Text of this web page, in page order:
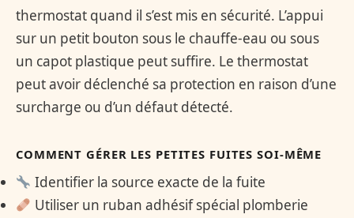
thermostat quand il s’est mis en sécurité. L’appui
sur un petit bouton sous le chauffe-eau ou sous
un capot plastique peut suffire. Le thermostat
peut avoir déclenché sa protection en raison d’une
surcharge ou d’un défaut détecté.
COMMENT GÉRER LES PETITES FUITES SOI-MÊME
Identifier la source exacte de la fuite
Utiliser un ruban adhésif spécial plomberie